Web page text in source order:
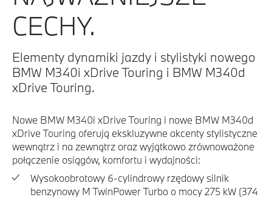
CECHY.
Elementy dynamiki jazdy i stylistyki nowego
BMW M340i xDrive Touring i BMW M340d
xDrive Touring.
Nowe BMW M340i xDrive Touring i nowe BMW M340d
xDrive Touring oferują ekskluzywne akcenty stylistyczne
wewnątrz i na zewnątrz oraz wyjątkowo zrównoważone
połączenie osiągów, komfortu i wydajności:
Wysokoobrotowy 6-cylindrowy rzędowy silnik
benzynowy M TwinPower Turbo o mocy 275 kW (374